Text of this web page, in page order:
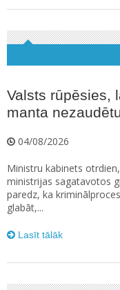
Valsts rūpēsies,
manta
04/08/2026
Ministru kabinets
ministrijas sagatavotos
paredz, ka
glabāt,...
Lasīt tālāk